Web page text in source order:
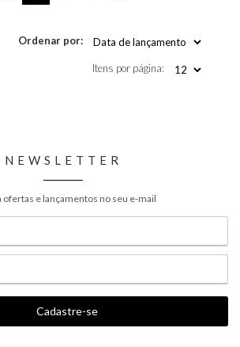
Ordenar por:
Itens por página:
NEWSLETTER
ofertas e lançamentos no seu e-mail